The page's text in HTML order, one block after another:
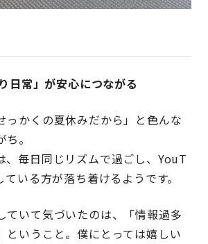
日常」が安心につながる
っかくの夏休みだから」と色んな
。
毎日同じリズムで過ごし、 YouT
いる方が落ち着けるようです。
ていて気づいたのは、「情報過多
ということ。僕にとっては嬉しい